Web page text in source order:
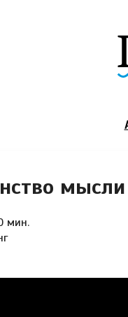
мысли
мин.